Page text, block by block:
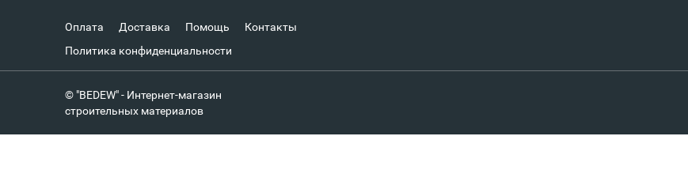
Оплата Доставка Помощь
Контакты
Политика конфиденциальности
© "BEDEW" - Интернет-магазин
строительных материалов